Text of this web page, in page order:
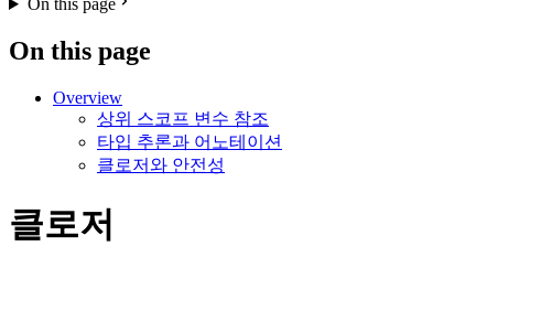
On this page
On this page
Overview
상위 스코프 변수 참조
타입 추론과 어노테이션
클로저와 안전성
클로저